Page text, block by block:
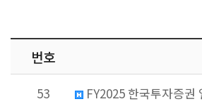
번호
53 FY2025 한국투자증